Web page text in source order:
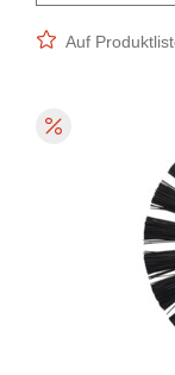
Auf